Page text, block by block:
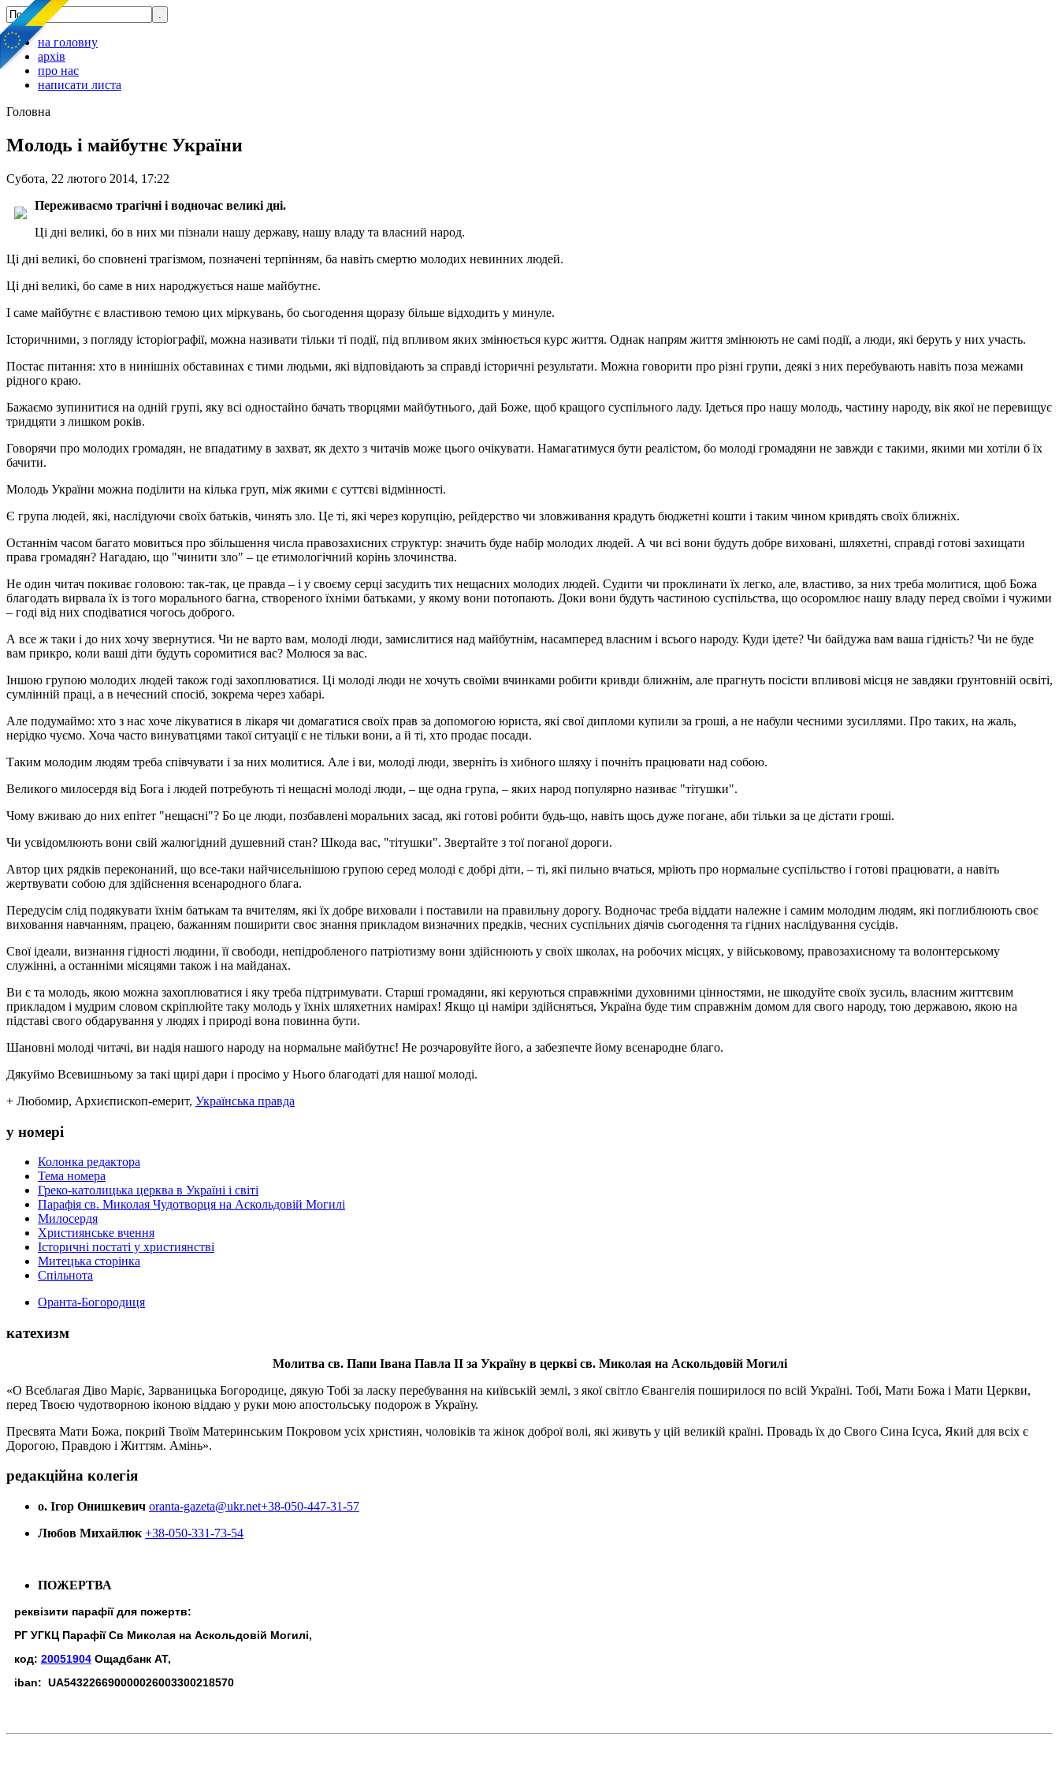
на головну
архів
про нас
написати листа
Головна
Молодь і майбутнє України
Субота, 22 лютого 2014, 17:22
Переживаємо трагічні і водночас великі дні.
Ці дні великі, бо в них ми пізнали нашу державу, нашу владу та власний народ.
Ці дні великі, бо сповнені трагізмом, позначені терпінням, ба навіть смертю молодих невинних людей.
Ці дні великі, бо саме в них народжується наше майбутнє.
І саме майбутнє є властивою темою цих міркувань, бо сьогодення щоразу більше відходить у минуле.
Історичними, з погляду історіографії, можна називати тільки ті події, під впливом яких змінюється курс життя. Однак напрям життя змінюють не самі події, а люди, які беруть у них участь.
Постає питання: хто в нинішніх обставинах є тими людьми, які відповідають за справді історичні результати. Можна говорити про різні групи, деякі з них перебувають навіть поза межами
рідного краю.
Бажаємо зупинитися на одній групі, яку всі одностайно бачать творцями майбутнього, дай Боже, щоб кращого суспільного ладу. Ідеться про нашу молодь, частину народу, вік якої не перевищує
тридцяти з лишком років.
Говорячи про молодих громадян, не впадатиму в захват, як дехто з читачів може цього очікувати. Намагатимуся бути реалістом, бо молоді громадяни не завжди є такими, якими ми хотіли б їх
бачити.
Молодь України можна поділити на кілька груп, між якими є суттєві відмінності.
Є група людей, які, наслідуючи своїх батьків, чинять зло. Це ті, які через корупцію, рейдерство чи зловживання крадуть бюджетні кошти і таким чином кривдять своїх ближніх.
Останнім часом багато мовиться про збільшення числа правозахисних структур: значить буде набір молодих людей. А чи всі вони будуть добре виховані, шляхетні, справді готові захищати
права громадян? Нагадаю, що "чинити зло" – це етимологічний корінь злочинства.
Не один читач покиває головою: так-так, це правда – і у своєму серці засудить тих нещасних молодих людей. Судити чи проклинати їх легко, але, властиво, за них треба молитися, щоб Божа
благодать вирвала їх із того морального багна, створеного їхніми батьками, у якому вони потопають. Доки вони будуть частиною суспільства, що осоромлює нашу владу перед своїми і чужими
– годі від них сподіватися чогось доброго.
А все ж таки і до них хочу звернутися. Чи не варто вам, молоді люди, замислитися над майбутнім, насамперед власним і всього народу. Куди ідете? Чи байдужа вам ваша гідність? Чи не буде
вам прикро, коли ваші діти будуть соромитися вас? Молюся за вас.
Іншою групою молодих людей також годі захоплюватися. Ці молоді люди не хочуть своїми вчинками робити кривди ближнім, але прагнуть посісти впливові місця не завдяки ґрунтовній освіті,
сумлінній праці, а в нечесний спосіб, зокрема через хабарі.
Але подумаймо: хто з нас хоче лікуватися в лікаря чи домагатися своїх прав за допомогою юриста, які свої дипломи купили за гроші, а не набули чесними зусиллями. Про таких, на жаль,
нерідко чуємо. Хоча часто винуватцями такої ситуації є не тільки вони, а й ті, хто продає посади.
Таким молодим людям треба співчувати і за них молитися. Але і ви, молоді люди, зверніть із хибного шляху і почніть працювати над собою.
Великого милосердя від Бога і людей потребують ті нещасні молоді люди, – ще одна група, – яких народ популярно називає "тітушки".
Чому вживаю до них епітет "нещасні"? Бо це люди, позбавлені моральних засад, які готові робити будь-що, навіть щось дуже погане, аби тільки за це дістати гроші.
Чи усвідомлюють вони свій жалюгідний душевний стан? Шкода вас, "тітушки". Звертайте з тої поганої дороги.
Автор цих рядків переконаний, що все-таки найчисельнішою групою серед молоді є добрі діти, – ті, які пильно вчаться, мріють про нормальне суспільство і готові працювати, а навіть
жертвувати собою для здійснення всенародного блага.
Передусім слід подякувати їхнім батькам та вчителям, які їх добре виховали і поставили на правильну дорогу. Водночас треба віддати належне і самим молодим людям, які поглиблюють своє
виховання навчанням, працею, бажанням поширити своє знання прикладом визначних предків, чесних суспільних діячів сьогодення та гідних наслідування сусідів.
Свої ідеали, визнання гідності людини, її свободи, непідробленого патріотизму вони здійснюють у своїх школах, на робочих місцях, у військовому, правозахисному та волонтерському
служінні, а останніми місяцями також і на майданах.
Ви є та молодь, якою можна захоплюватися і яку треба підтримувати. Старші громадяни, які керуються справжніми духовними цінностями, не шкодуйте своїх зусиль, власним життєвим
прикладом і мудрим словом скріплюйте таку молодь у їхніх шляхетних намірах! Якщо ці наміри здійсняться, Україна буде тим справжнім домом для свого народу, тою державою, якою на
підставі свого обдарування у людях і природі вона повинна бути.
Шановні молоді читачі, ви надія нашого народу на нормальне майбутнє! Не розчаровуйте його, а забезпечте йому всенародне благо.
Дякуймо Всевишньому за такі щирі дари і просімо у Нього благодаті для нашої молоді.
+ Любомир, Архиєпископ-емерит, Українська правда
у номері
Колонка редактора
Тема номера
Греко-католицька церква в Україні і світі
Парафія св. Миколая Чудотворця на Аскольдовій Могилі
Милосердя
Християнське вчення
Історичні постаті у християнстві
Митецька сторінка
Спільнота
Оранта-Богородиця
катехизм
Молитва св. Папи Івана Павла ІІ за Україну в церкві св. Миколая на Аскольдовій Могилі
«О Всеблагая Діво Маріє, Зарваницька Богородице, дякую Тобі за ласку перебування на київській землі, з якої світло Євангелія поширилося по всій Україні. Тобі, Мати Божа і Мати Церкви,
перед Твоєю чудотворною іконою віддаю у руки мою апостольську подорож в Україну.
Пресвята Мати Божа, покрий Твоїм Материнським Покровом усіх християн, чоловіків та жінок доброї волі, які живуть у цій великій країні. Провадь їх до Свого Сина Ісуса, Який для всіх є
Дорогою, Правдою і Життям. Амінь».
редакційна колегія
о. Ігор Онишкевич oranta-gazeta@ukr.net+38-050-447-31-57
Любов Михайлюк +38-050-331-73-54
ПОЖЕРТВА
реквізити парафії для пожертв:
РГ УГКЦ Парафії Св Миколая на Аскольдовій Могилі,
код: 20051904 Ощадбанк АТ,
iban: UA543226690000026003300218570